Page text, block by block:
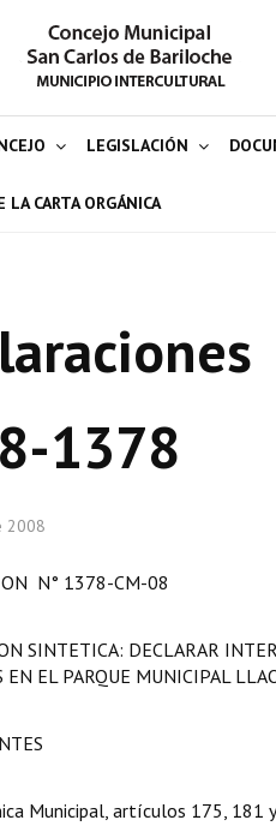
LEGISLACIÓN
LA CARTA ORGÁNICA
1378
2008
N° 1378-CM-08
SINTETICA: DECLARAR
EN EL PARQUE MUNICIPAL
Municipal, artículos 175, 181